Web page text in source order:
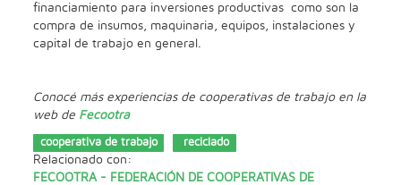
financiamiento para inversiones productivas como son la
compra de insumos, maquinaria, equipos, instalaciones y
capital de trabajo en general.
Conocé más experiencias de cooperativas de trabajo en la
web de Fecootra
cooperativa de trabajo reciclado
Relacionado con:
FECOOTRA - FEDERACIÓN DE COOPERATIVAS DE